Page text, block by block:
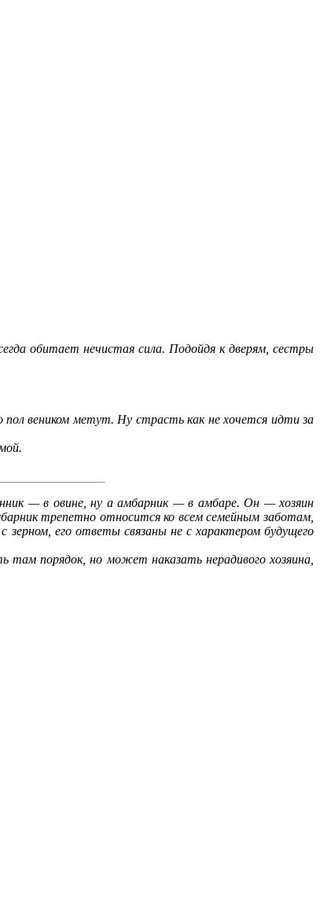
обитает нечистая сила. Подойдя к дверям, сестры
веником метут. Ну страсть как не хочется идти за
— в овине, ну а амбарник — в амбаре. Он — хозяин
трепетно относится ко всем семейным заботам,
его ответы связаны не с характером будущего
порядок, но может наказать нерадивого хозяина,